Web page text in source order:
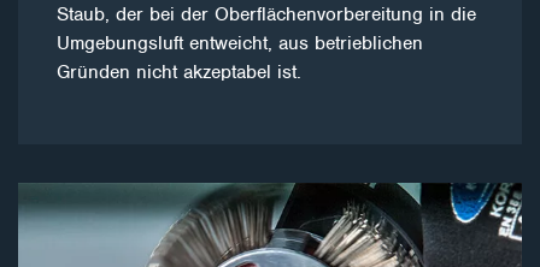
Staub, der bei der Oberflächenvorbereitung in die
Umgebungsluft entweicht, aus betrieblichen
Gründen nicht akzeptabel ist.